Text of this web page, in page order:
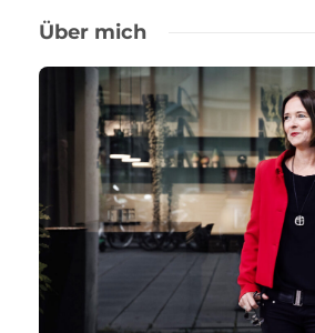
Über mich